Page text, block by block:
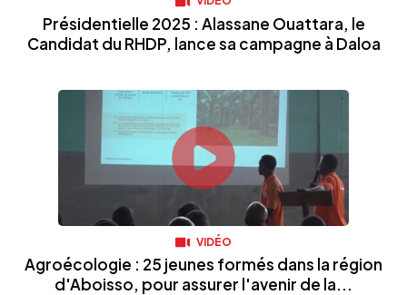
Présidentielle 2025 : Alassane Ouattara, le
Candidat du RHDP, lance sa campagne à Daloa
VIDÉO
Agroécologie : 25 jeunes formés dans la région
d'Aboisso, pour assurer l'avenir de la...